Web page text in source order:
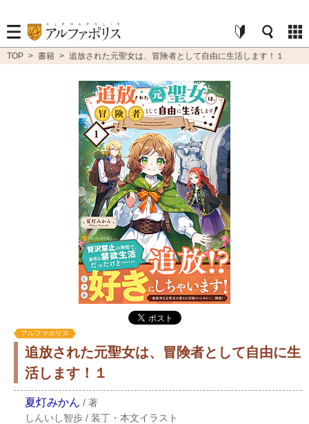
TOP > 書籍 > 追放された元聖女は、冒険者として自由に生活します！１
アルファポリス
追放された元聖女は、冒険者として自由に生
活します！１
夏灯みかん / 著
しんいし智歩 / 装丁・本文イラスト